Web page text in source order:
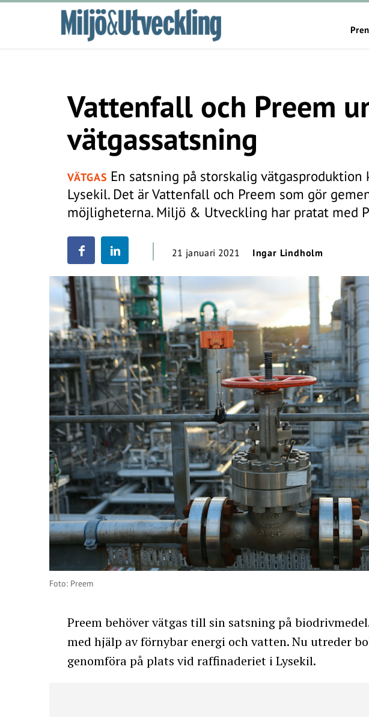
Vattenfall och Preem
vätgassatsning
VÄTGAS En satsning på storskalig
Lysekil. Det är Vattenfall och Preem som gör
möjligheterna. Miljö & Utveckling har pratat med
21 januari 2021 Ingar Lindholm
Foto: Preem
Preem behöver vätgas till sin satsning på
med hjälp av förnybar energi och vatten. Nu utreder
genomföra på plats vid raffinaderiet i Lysekil.